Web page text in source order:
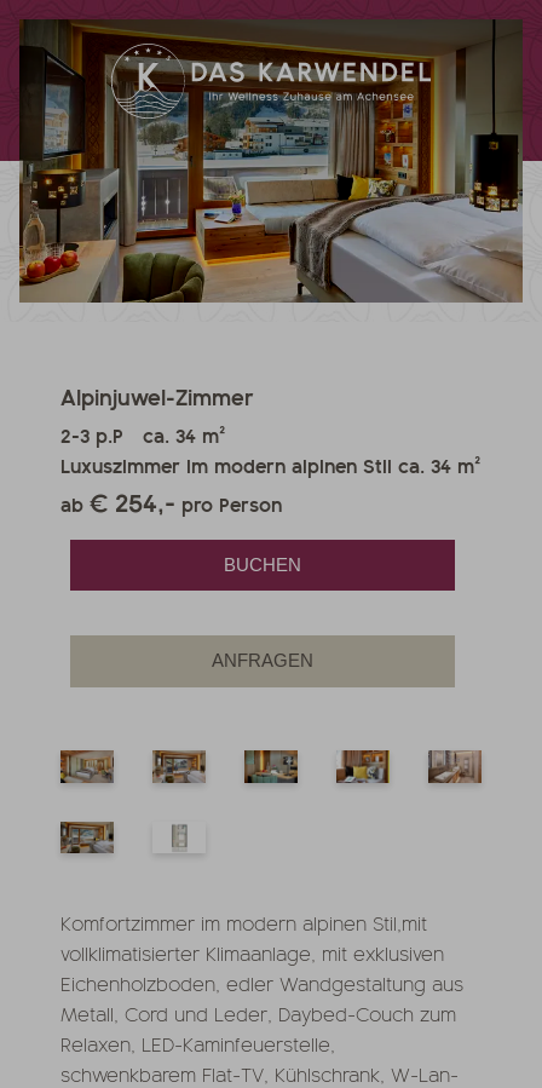
Alpinjuwel-Zimmer
2-3 p.P
ca. 34 m²
Luxuszimmer im modern alpinen Stil ca. 34 m²
ab € 254,- pro Person
BUCHEN
ANFRAGEN
Komfortzimmer im modern alpinen Stil,mit
vollklimatisierter Klimaanlage, mit exklusiven
Eichenholzboden, edler Wandgestaltung aus
Metall, Cord und Leder, Daybed-Couch zum
Relaxen, LED-Kaminfeuerstelle,
schwenkbarem Flat-TV, Kühlschrank, W-Lan-